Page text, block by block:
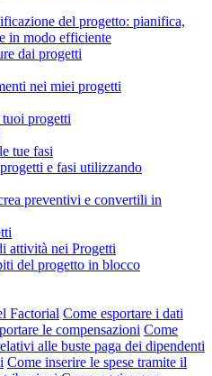
del progetto: pianifica,
in modo efficiente
dai progetti
nei miei progetti
progetti
tue fasi
e fasi utilizzando
preventivi e convertili in
attività nei Progetti
del progetto in blocco
Factorial Come esportare i dati
le compensazioni Come
alle buste paga dei dipendenti
Come inserire le spese tramite il